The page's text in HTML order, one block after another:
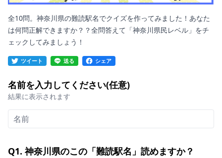
全10問。神奈川県の難読駅名でクイズを作ってみました！あなた
は何問正解できますか？？全問答えて「神奈川県民レベル」をチ
ェックしてみましょう！
ツイート 送る シェア
名前を入力してください(任意)
結果に表示されます
Q1. 神奈川県のこの「難読駅名」読めますか？